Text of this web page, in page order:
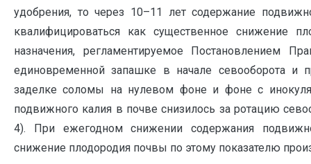
удобрения, то через 10–11 лет содержание
квалифицироваться как существенное снижение
назначения, регламентируемое Постановлением
единовременной запашке в начале севооборота и
заделке соломы на нулевом фоне и фоне с
подвижного калия в почве снизилось за ротацию
4). При ежегодном снижении содержания
снижение плодородия почвы по этому показателю